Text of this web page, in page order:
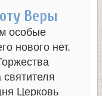
Веры
особые
нового нет.
Церковь